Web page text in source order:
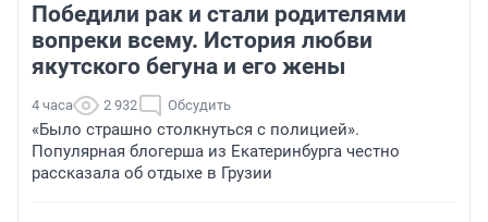
Победили рак и стали родителями
вопреки всему. История любви
якутского бегуна и его жены
4 часа 2 932 Обсудить
«Было страшно столкнуться с полицией».
Популярная блогерша из Екатеринбурга честно
рассказала об отдыхе в Грузии